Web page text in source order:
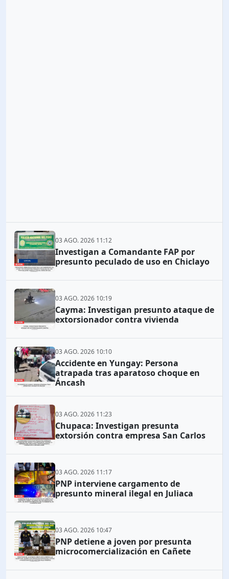
03 AGO. 2026 11:12
Investigan a Comandante FAP por
presunto peculado de uso en Chiclayo
03 AGO. 2026 10:19
Cayma: Investigan presunto ataque de
extorsionador contra vivienda
03 AGO. 2026 10:10
Accidente en Yungay: Persona
atrapada tras aparatoso choque en
Áncash
03 AGO. 2026 11:23
Chupaca: Investigan presunta
extorsión contra empresa San Carlos
03 AGO. 2026 11:17
PNP interviene cargamento de
presunto mineral ilegal en Juliaca
03 AGO. 2026 10:47
PNP detiene a joven por presunta
microcomercialización en Cañete